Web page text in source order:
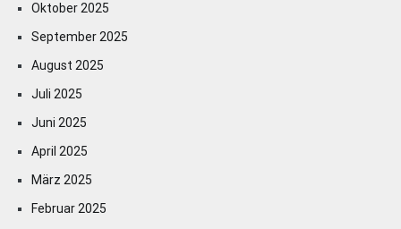
Oktober 2025
September 2025
August 2025
Juli 2025
Juni 2025
April 2025
März 2025
Februar 2025